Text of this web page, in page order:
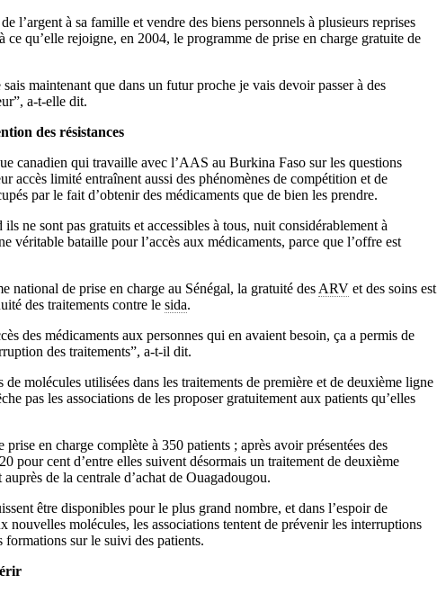
l’argent à sa famille et vendre des biens personnels à plusieurs reprises
ce qu’elle rejoigne, en 2004, le programme de prise en charge gratuite de
maintenant que dans un futur proche je vais devoir passer à des
a-t-elle dit.
des résistances
canadien qui travaille avec l’AAS au Burkina Faso sur les questions
accès limité entraînent aussi des phénomènes de compétition et de
par le fait d’obtenir des médicaments que de bien les prendre.
ne sont pas gratuits et accessibles à tous, nuit considérablement à
véritable bataille pour l’accès aux médicaments, parce que l’offre est
national de prise en charge au Sénégal, la gratuité des ARV et des soins est
des traitements contre le sida.
des médicaments aux personnes qui en avaient besoin, ça a permis de
des traitements”, a-t-il dit.
molécules utilisées dans les traitements de première et de deuxième ligne
pas les associations de les proposer gratuitement aux patients qu’elles
en charge complète à 350 patients ; après avoir présentées des
pour cent d’entre elles suivent désormais un traitement de deuxième
de la centrale d’achat de Ouagadougou.
être disponibles pour le plus grand nombre, et dans l’espoir de
nouvelles molécules, les associations tentent de prévenir les interruptions
sur le suivi des patients.